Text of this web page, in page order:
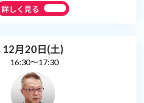
詳しく見る
12月20日(土)
16:30～17:30